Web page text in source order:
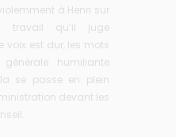
à Henri sur
qu’il juge
voix est dur, les mots
humiliante
se passe en plein
devant les